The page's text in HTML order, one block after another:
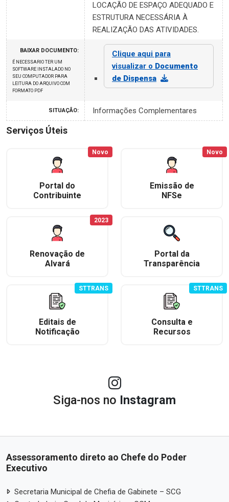
LOCAÇÃO DE ESPAÇO ADEQUADO E
ESTRUTURA NECESSÁRIA À
REALIZAÇÃO DAS ATIVIDADES.
BAIXAR DOCUMENTO:
É NECESSARIO TER UM
SOFTWARE INSTALADO NO
SEU COMPUTADOR PARA
LEITURA DO ARQUIVO COM
FORMATO PDF
Clique aqui para
visualizar o Documento
de Dispensa
SITUAÇÃO: Informações Complementares
Serviços Úteis
Portal do
Contribuinte
Novo
Emissão de
NFSe
Novo
Renovação de
Alvará
2023
Portal da
Transparência
Editais de
Notificação
STTRANS
Consulta e
Recursos
STTRANS
Siga-nos no Instagram
Assessoramento direto ao Chefe do Poder
Executivo
Secretaria Municipal de Chefia de Gabinete – SCG